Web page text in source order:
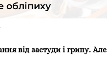
обліпиху
від застуди і грипу. Але